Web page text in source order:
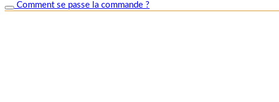
Comment se passe la commande ?